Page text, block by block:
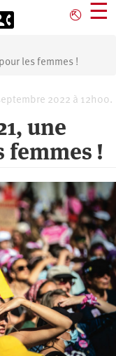
⎋ ☰
les femmes !
2022 à 12h00.
une
femmes !